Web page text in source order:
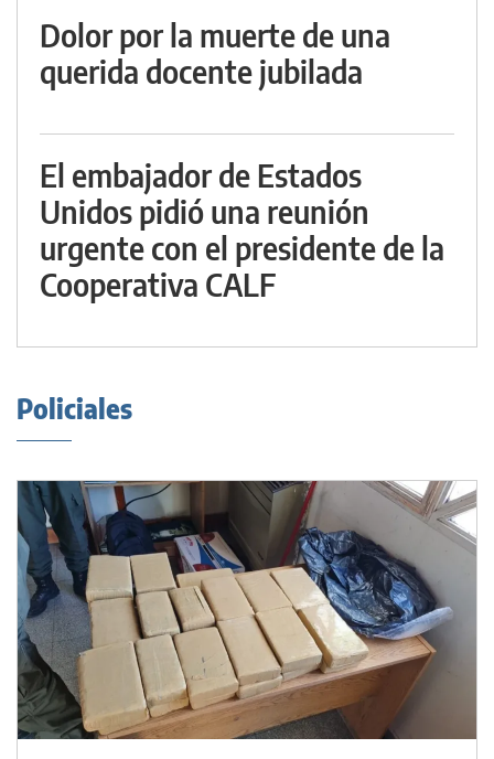
Dolor por la muerte de una
querida docente jubilada
El embajador de Estados
Unidos pidió una reunión
urgente con el presidente de la
Cooperativa CALF
Policiales